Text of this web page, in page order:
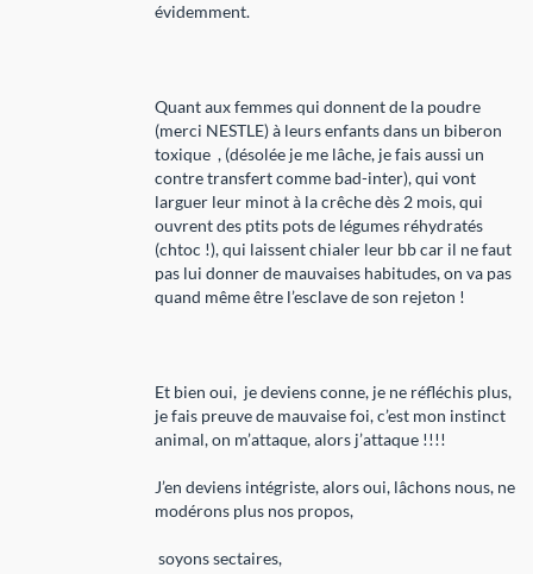
évidemment.
Quant aux femmes qui donnent de la poudre
(merci NESTLE) à leurs enfants dans un biberon
toxique , (désolée je me lâche, je fais aussi un
contre transfert comme bad-inter), qui vont
larguer leur minot à la crêche dès 2 mois, qui
ouvrent des ptits pots de légumes réhydratés
(chtoc !), qui laissent chialer leur bb car il ne faut
pas lui donner de mauvaises habitudes, on va pas
quand même être l’esclave de son rejeton !
Et bien oui, je deviens conne, je ne réfléchis plus,
je fais preuve de mauvaise foi, c’est mon instinct
animal, on m’attaque, alors j’attaque !!!!
J’en deviens intégriste, alors oui, lâchons nous, ne
modérons plus nos propos,
soyons sectaires,